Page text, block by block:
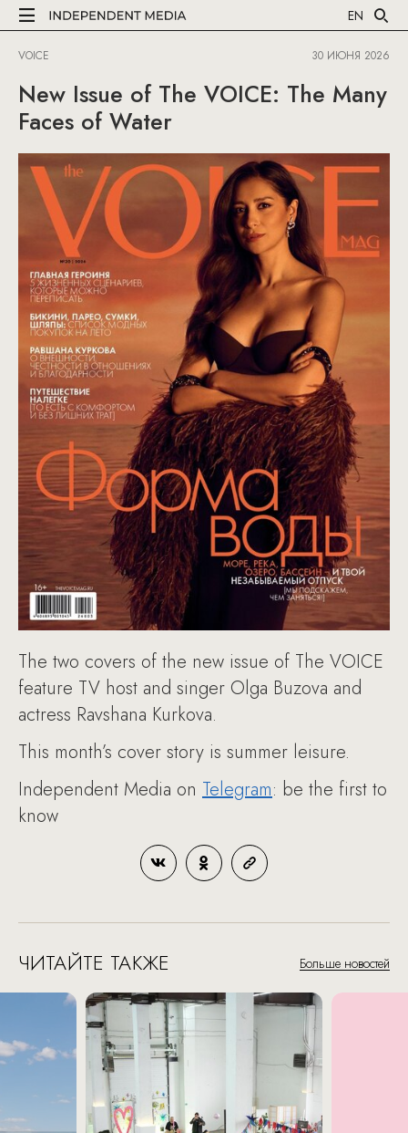
EN
VOICE 30 ИЮНЯ 2026
New Issue of The VOICE: The Many
Faces of Water
The two covers of the new issue of The VOICE
feature TV host and singer Olga Buzova and
actress Ravshana Kurkova.
This month’s cover story is summer leisure.
Independent Media on Telegram: be the first to
know
ЧИТАЙТЕ ТАКЖЕ Больше новостей